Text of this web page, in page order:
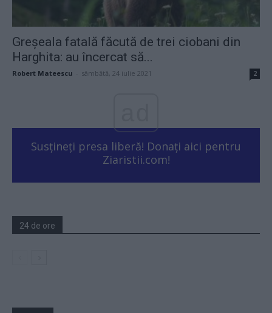
Greșeala fatală făcută de trei ciobani din
Harghita: au încercat să...
Robert Mateescu sâmbătă, 24 iulie 2021 2
Susțineți presa liberă! Donați aici pentru
Ziaristii.com!
24 de ore